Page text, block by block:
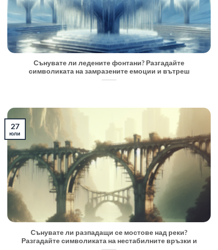
Сънувате ли ледените фонтани? Разгадайте
символиката на замразените емоции и вътреш
Сънувате ли разпадащи се мостове над реки?
Разгадайте символиката на нестабилните връзки и
27
юли